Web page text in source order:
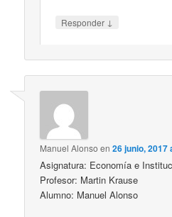
Responder ↓
Manuel Alonso en26 junio, 2017
Asignatura: Economía e
Profesor: Martin Krause
Alumno: Manuel Alonso